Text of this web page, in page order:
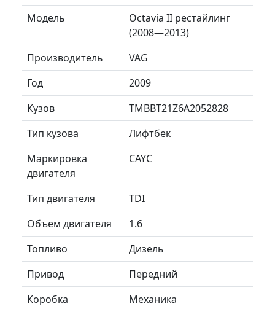
Модель
Octavia II рестайлинг
(2008—2013)
Производитель
VAG
Год
2009
Кузов
TMBBT21Z6A2052828
Тип кузова
Лифтбек
Маркировка
двигателя
CAYC
Тип двигателя
TDI
Объем двигателя
1.6
Топливо
Дизель
Привод
Передний
Коробка
Механика